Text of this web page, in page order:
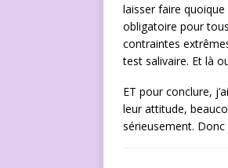
laisser faire quoique
obligatoire pour
contraintes
test salivaire. Et là
ET pour conclure,
leur attitude,
sérieusement. Donc